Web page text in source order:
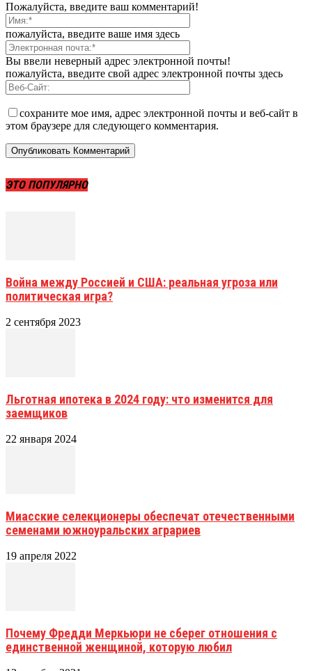
Пожалуйста, введите ваш комментарий!
пожалуйста, введите ваше имя здесь
Вы ввели неверный адрес электронной почты!
пожалуйста, введите свой адрес электронной почты здесь
сохраните мое имя, адрес электронной почты и веб-сайт в
этом браузере для следующего комментария.
ЭТО ПОПУЛЯРНО
Война между Россией и США: реальная угроза или
политическая игра?
2 сентября 2023
Льготная ипотека в 2024 году: что изменится для
заемщиков
22 января 2024
Миасские селекционеры обеспечат отечественными
семенами южноуральских аграриев
19 апреля 2022
Почему Фредди Меркьюри не сберег отношения с
единственной женщиной, которую любил